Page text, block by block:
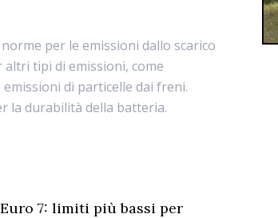
per le emissioni dallo scarico
altri tipi di emissioni, come
di particelle dai freni.
la durabilità della batteria.
7: limiti più bassi per